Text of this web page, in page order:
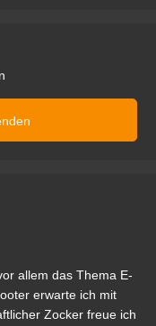
allem das Thema E-
erwarte ich mit
Zocker freue ich